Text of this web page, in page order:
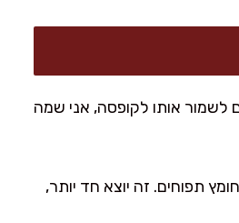
לשמור אותו לקופסה, אני שמה
תפוחים. זה יוצא חד יותר,